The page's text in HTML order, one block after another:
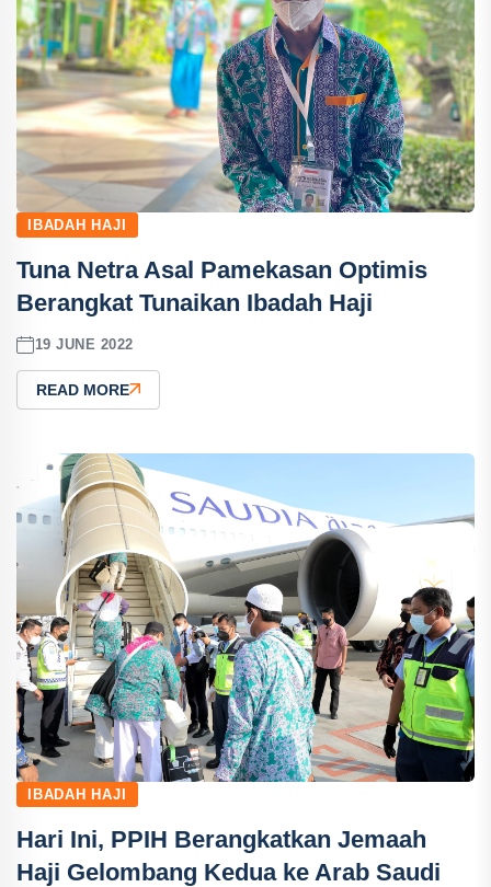
IBADAH HAJI
Tuna Netra Asal Pamekasan Optimis
Berangkat Tunaikan Ibadah Haji
19 JUNE 2022
READ MORE
IBADAH HAJI
Hari Ini, PPIH Berangkatkan Jemaah
Haji Gelombang Kedua ke Arab Saudi